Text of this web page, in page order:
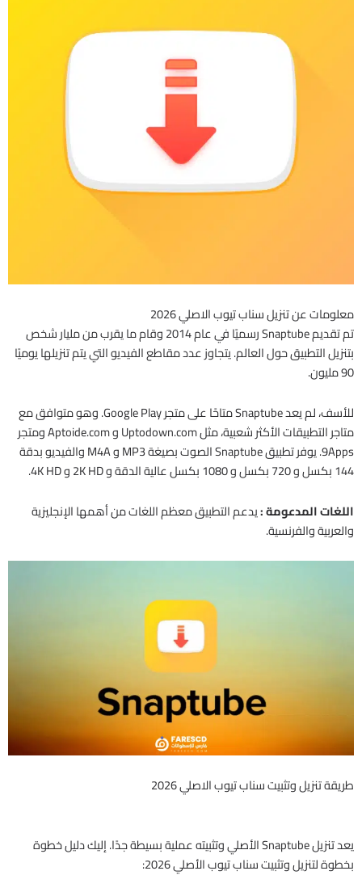
معلومات عن تنزيل سناب تيوب الاصلي 2026
تم تقديم Snaptube رسميًا في عام 2014 وقام ما يقرب من مليار شخص
بتنزيل التطبيق حول العالم. يتجاوز عدد مقاطع الفيديو التي يتم تنزيلها يوميًا
90 مليون.
للأسف، لم يعد Snaptube متاحًا على متجر Google Play. وهو متوافق مع
متاجر التطبيقات الأكثر شعبية، مثل Uptodown.com و Aptoide.com ومتجر
9Apps. يوفر تطبيق Snaptube الصوت بصيغة MP3 و M4A والفيديو بدقة
144 بكسل و 720 بكسل و 1080 بكسل عالية الدقة و 2K HD و 4K HD.
اللغات المدعومة :يدعم التطبيق معظم اللغات من أهمها الإنجليزية
والعربية والفرنسية.
طريقة تنزيل وتثبيت سناب تيوب الاصلي 2026
يعد تنزيل Snaptube الأصلي وتثبيته عملية بسيطة جدًا. إليك دليل خطوة
بخطوة لتنزيل وتثبيت سناب تيوب الأصلي 2026: